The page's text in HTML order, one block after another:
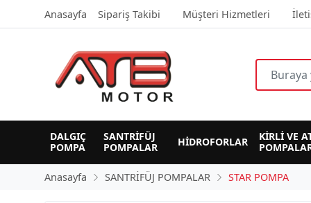
Anasayfa Sipariş Takibi Müşteri Hizmetleri
DALGIÇ
POMPA
SANTRİFÜJ
POMPALAR
HİDROFORLAR
KİRLİ VE
Anasayfa SANTRİFÜJ POMPALAR STAR POMPA